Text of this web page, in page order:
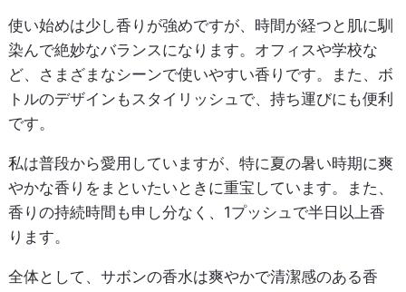
使い始めは少し香りが強めですが、時間が経つと肌に馴
染んで絶妙なバランスになります。オフィスや学校な
ど、さまざまなシーンで使いやすい香りです。また、ボ
トルのデザインもスタイリッシュで、持ち運びにも便利
です。
私は普段から愛用していますが、特に夏の暑い時期に爽
やかな香りをまといたいときに重宝しています。また、
香りの持続時間も申し分なく、1プッシュで半日以上香
ります。
全体として、サボンの香水は爽やかで清潔感のある香